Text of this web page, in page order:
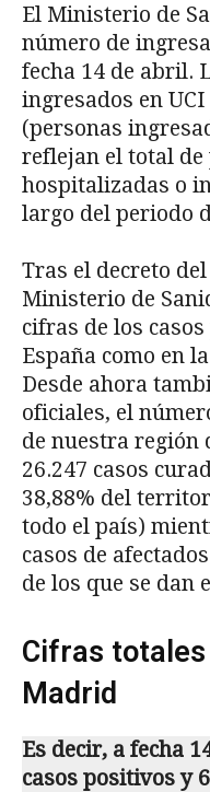
El Ministerio de
número de
fecha 14 de abril.
ingresados en
(personas
reflejan el total de
hospitalizadas o
largo del periodo
Tras el decreto
Ministerio de
cifras de los
España como en
Desde ahora
oficiales, el
de nuestra región
26.247 casos
38,88% del
todo el país)
casos de
de los que se dan
Cifras totales
Madrid
Es decir, a fecha
casos positivos y